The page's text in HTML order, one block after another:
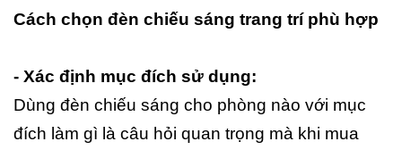
Cách chọn đèn chiếu sáng trang trí phù hợp
- Xác định mục đích sử dụng:
Dùng đèn chiếu sáng cho phòng nào với mục
đích làm gì là câu hỏi quan trọng mà khi mua